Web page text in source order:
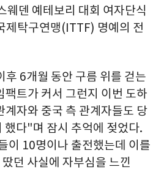
웨덴 예테보리 대회 여자단식
제탁구연맹(ITTF) 명예의 전
6개월 동안 구름 위를 걷는
팩트가 커서 그런지 이번 도하
자와 중국 측 관계자들도 당
했다"며 잠시 추억에 젖었다.
이 10명이나 출전했는데 이를
던 사실에 자부심을 느낀